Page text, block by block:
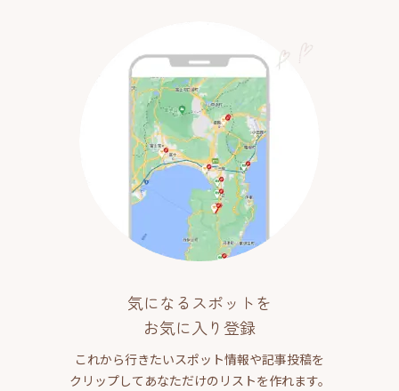
気になるスポットを
お気に入り登録
これから行きたいスポット情報や記事投稿を
クリップしてあなただけのリストを作れます。